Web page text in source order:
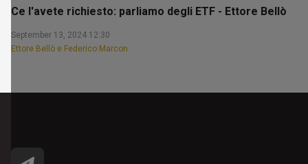
Ce l'avete richiesto: parliamo degli ETF - Ettore Bellò
September 13, 2024 12:30
Ettore Bellò e Federico Marcon